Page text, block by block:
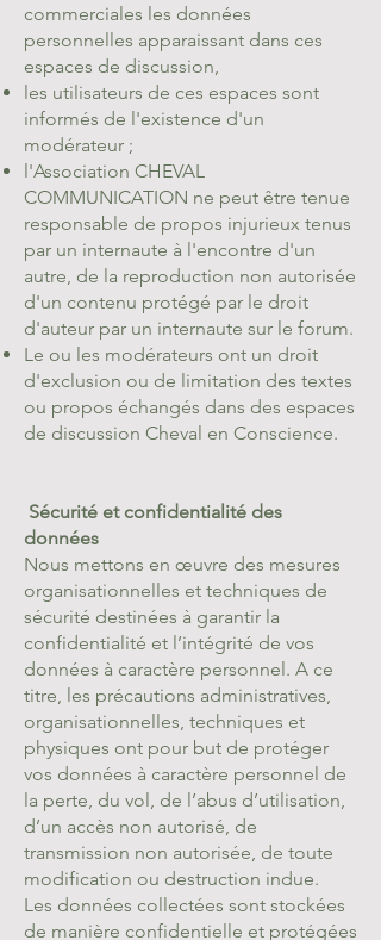
commerciales les données
personnelles apparaissant dans ces
espaces de discussion,
les utilisateurs de ces espaces sont
informés de l'existence d'un
modérateur ;
l'Association CHEVAL
COMMUNICATION ne peut être tenue
responsable de propos injurieux tenus
par un internaute à l'encontre d'un
autre, de la reproduction non autorisée
d'un contenu protégé par le droit
d'auteur par un internaute sur le forum.
Le ou les modérateurs ont un droit
d'exclusion ou de limitation des textes
ou propos échangés dans des espaces
de discussion Cheval en Conscience.
Sécurité et confidentialité des
données
Nous mettons en œuvre des mesures
organisationnelles et techniques de
sécurité destinées à garantir la
confidentialité et l’intégrité de vos
données à caractère personnel. A ce
titre, les précautions administratives,
organisationnelles, techniques et
physiques ont pour but de protéger
vos données à caractère personnel de
la perte, du vol, de l’abus d’utilisation,
d’un accès non autorisé, de
transmission non autorisée, de toute
modification ou destruction indue.
Les données collectées sont stockées
de manière confidentielle et protégées